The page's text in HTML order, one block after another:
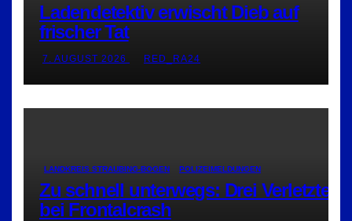
Ladendetektiv erwischt Dieb auf
frischer Tat
7. AUGUST 2026 RED_RA24
LANDKREIS STRAUBING-BOGEN POLIZEIMELDUNGEN
Zu schnell unterwegs: Drei Verletzte
bei Frontalcrash